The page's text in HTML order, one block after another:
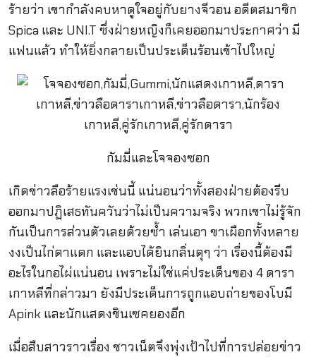
ร้ายว่า เขากำลังคบหาดูใจอยู่กับยางจีวอน อดีตสมาชิก
Spica และ UNI.T ซึ่งฝ่ายหญิงก็เคยออกมาประกาศว่า มี
แฟนแล้ว ทำให้ยิ่งกลายเป็นประเด็นร้อนเข้าไปใหญ่
กัมมี่และโจจองซอก
เกิดข่าวลือร้ายแรงเช่นนี้ แน่นอนว่าทั้งสองฝ่ายต้องรีบ
ออกมาปฏิเสธทันควันว่าไม่เป็นความจริง พวกเขาไม่รู้จัก
กันเป็นการส่วนตัวเลยด้วยซ้ำ เล่นเอา ขาเผือกทั้งหลาย
งงเป็นไก่ตาแตก และแอบได้ยินกลิ่นตุๆ ว่า เรื่องนี้ต้องมี
อะไรในกอไผ่แน่นอน เพราะไม่ใช่แค่ประเด็นของ 4 ดารา
เกาหลีที่กล่าวมา ยังมีประเด็นการถูกแอบถ่ายของโบมี
Apink และนักแสดงชินเซคยองอีก
เมื่อสืบสาวราวเรื่อง ชาวเน็ตจึงพุ่งเป้าไปที่การปล่อยข่าว